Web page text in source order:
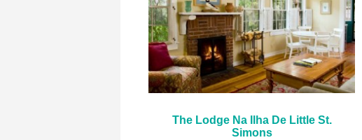
The Lodge Na Ilha De Little St.
Simons